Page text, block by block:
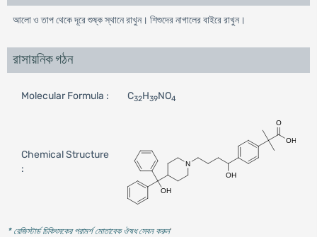
আলো ও তাপ থেকে দূরে শুষ্ক স্থানে রাখুন। শিশুদের নাগালের বাইরে রাখুন।
রাসায়নিক গঠন
Molecular Formula : C32H39NO4
Chemical Structure
:
* রেজিস্টার্ড চিকিৎসকের পরামর্শ মোতাবেক ঔষধ সেবন করুন'